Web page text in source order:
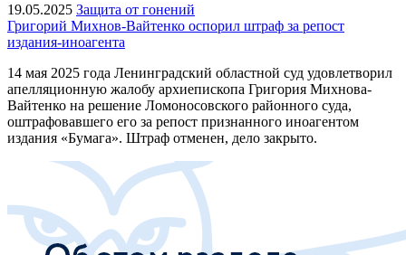
19.05.2025 Защита от гонений
Григорий Михнов-Вайтенко оспорил штраф за репост
издания-иноагента
14 мая 2025 года Ленинградский областной суд удовлетворил
апелляционную жалобу архиепископа Григория Михнова-
Вайтенко на решение Ломоносовского районного суда,
оштрафовавшего его за репост признанного иноагентом
издания «Бумага». Штраф отменен, дело закрыто.